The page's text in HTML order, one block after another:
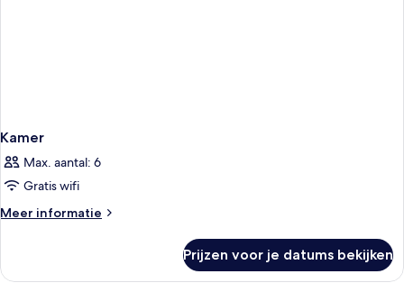
Kamer
Max. aantal: 6
Gratis wifi
Meer informatie
Meer
Prijzen voor je datums bekijken